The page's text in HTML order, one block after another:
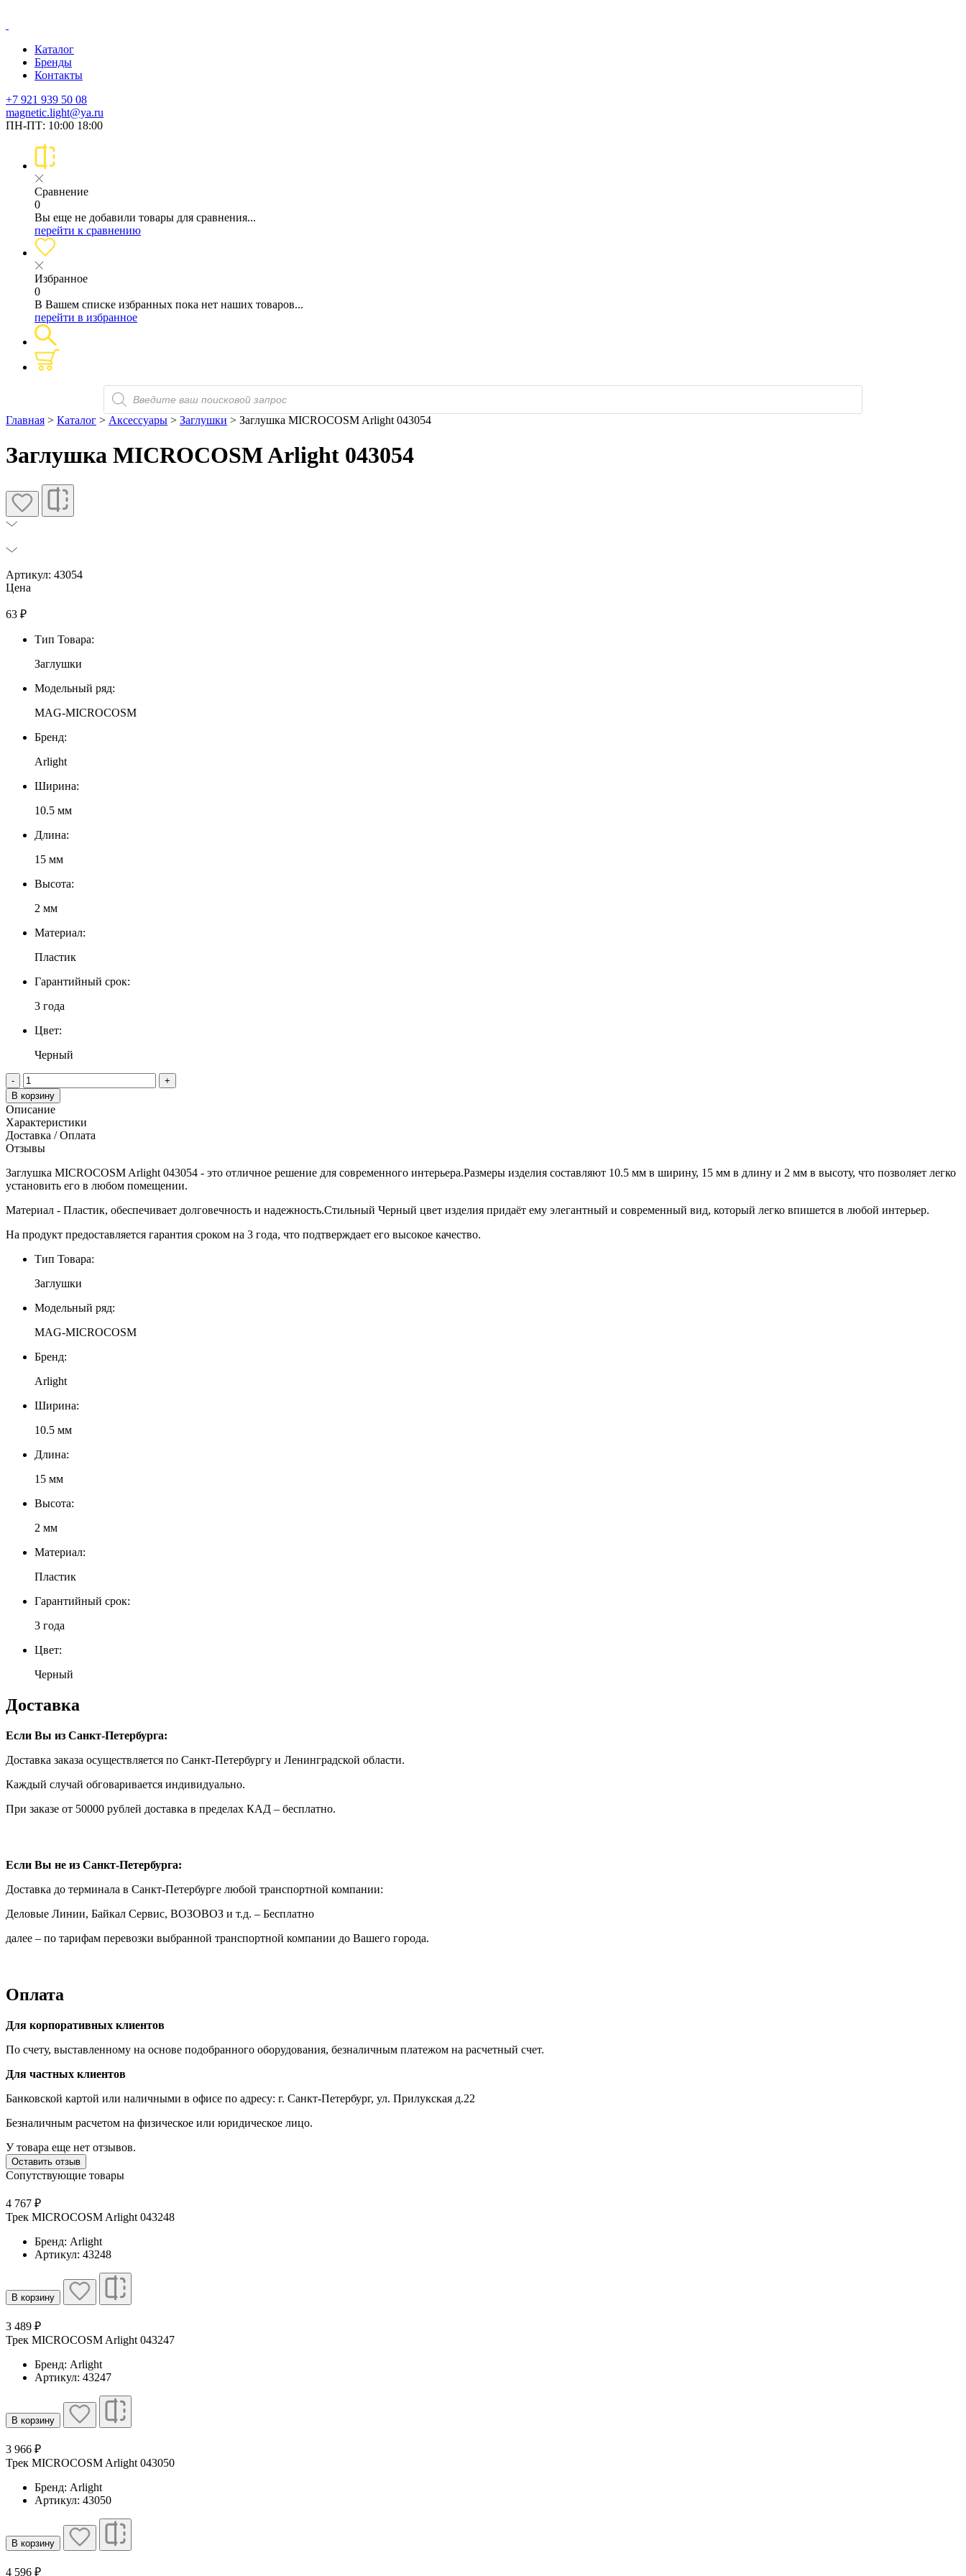
Каталог
Бренды
Контакты
+7 921 939 50 08
magnetic.light@ya.ru
ПН-ПТ: 10:00 18:00
Сравнение
0
Вы еще не добавили товары для сравнения...
перейти к сравнению
Избранное
0
В Вашем списке избранных пока нет наших товаров...
перейти в избранное
Поиск
товаров
Главная > Каталог > Аксессуары > Заглушки > Заглушка MICROCOSM Arlight 043054
Заглушка MICROCOSM Arlight 043054
Артикул: 43054
Цена
63 ₽
Тип Товара:
Заглушки
Модельный ряд:
MAG-MICROCOSM
Бренд:
Arlight
Ширина:
10.5 мм
Длина:
15 мм
Высота:
2 мм
Материал:
Пластик
Гарантийный срок:
3 года
Цвет:
Черный
-
+
В корзину
Описание
Характеристики
Доставка / Оплата
Отзывы
Заглушка MICROCOSM Arlight 043054 - это отличное решение для современного интерьера.Размеры изделия составляют 10.5 мм в ширину, 15 мм в длину и 2 мм в высоту, что позволяет легко
установить его в любом помещении.
Материал - Пластик, обеспечивает долговечность и надежность.Стильный Черный цвет изделия придаёт ему элегантный и современный вид, который легко впишется в любой интерьер.
На продукт предоставляется гарантия сроком на 3 года, что подтверждает его высокое качество.
Тип Товара:
Заглушки
Модельный ряд:
MAG-MICROCOSM
Бренд:
Arlight
Ширина:
10.5 мм
Длина:
15 мм
Высота:
2 мм
Материал:
Пластик
Гарантийный срок:
3 года
Цвет:
Черный
Доставка
Если Вы из Санкт-Петербурга:
Доставка заказа осуществляется по Санкт-Петербургу и Ленинградской области.
Каждый случай обговаривается индивидуально.
При заказе от 50000 рублей доставка в пределах КАД – бесплатно.
Если Вы не из Санкт-Петербурга:
Доставка до терминала в Санкт-Петербурге любой транспортной компании:
Деловые Линии, Байкал Сервис, ВОЗОВОЗ и т.д. – Бесплатно
далее – по тарифам перевозки выбранной транспортной компании до Вашего города.
Оплата
Для корпоративных клиентов
По счету, выставленному на основе подобранного оборудования, безналичным платежом на расчетный счет.
Для частных клиентов
Банковской картой или наличными в офисе по адресу: г. Санкт-Петербург, ул. Прилукская д.22
Безналичным расчетом на физическое или юридическое лицо.
У товара еще нет отзывов.
Оставить отзыв
Сопутствующие товары
4 767 ₽
Трек MICROCOSM Arlight 043248
Бренд: Arlight
Артикул: 43248
В корзину
3 489 ₽
Трек MICROCOSM Arlight 043247
Бренд: Arlight
Артикул: 43247
В корзину
3 966 ₽
Трек MICROCOSM Arlight 043050
Бренд: Arlight
Артикул: 43050
В корзину
4 596 ₽